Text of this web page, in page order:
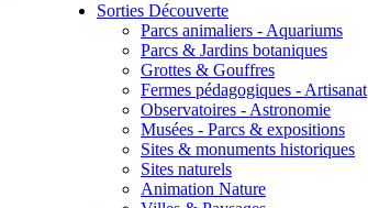
Sorties Découverte
Parcs animaliers - Aquariums
Parcs & Jardins botaniques
Grottes & Gouffres
Fermes pédagogiques - Artisanat
Observatoires - Astronomie
Musées - Parcs & expositions
Sites & monuments historiques
Sites naturels
Animation Nature